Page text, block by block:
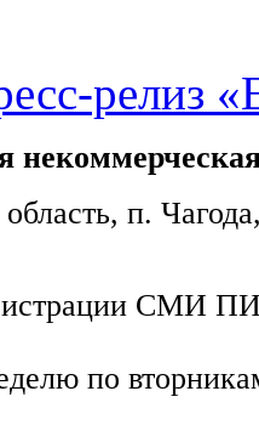
релиз
область, п.
СМИ
по